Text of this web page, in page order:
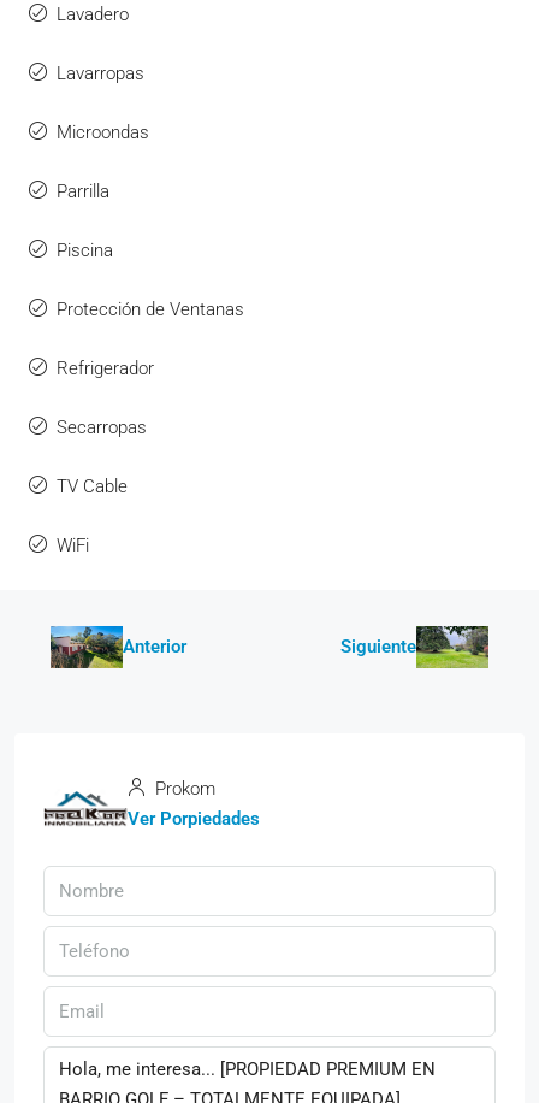
Lavadero
Lavarropas
Microondas
Parrilla
Piscina
Protección de Ventanas
Refrigerador
Secarropas
TV Cable
WiFi
Anterior Siguiente
Prokom
Ver Porpiedades